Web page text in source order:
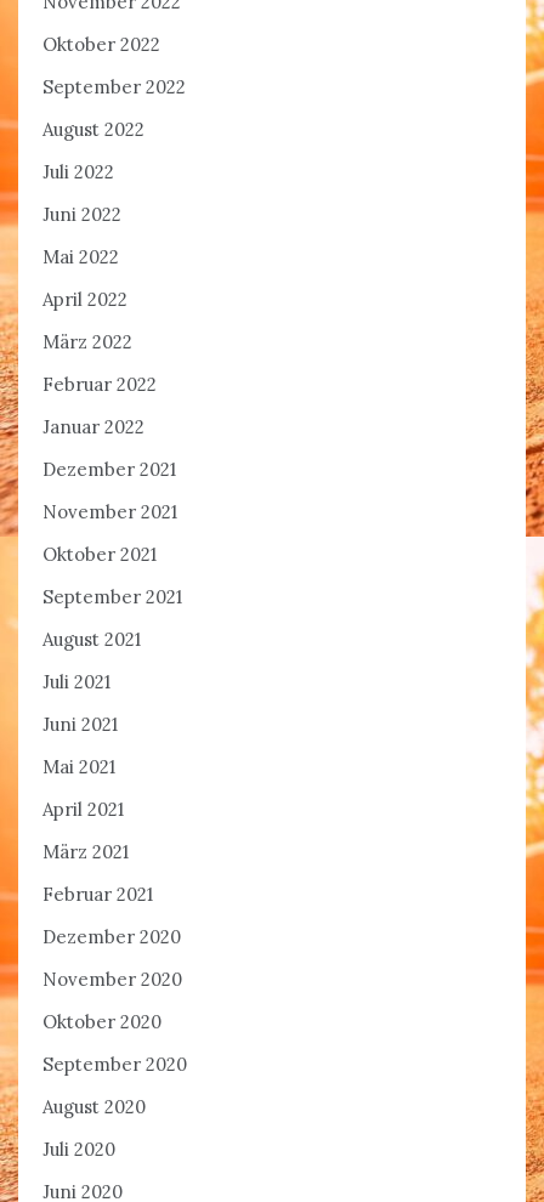
Oktober 2022
September 2022
August 2022
Juli 2022
Juni 2022
Mai 2022
April 2022
März 2022
Februar 2022
Januar 2022
Dezember 2021
November 2021
Oktober 2021
September 2021
August 2021
Juli 2021
Juni 2021
Mai 2021
April 2021
März 2021
Februar 2021
Dezember 2020
November 2020
Oktober 2020
September 2020
August 2020
Juli 2020
Juni 2020